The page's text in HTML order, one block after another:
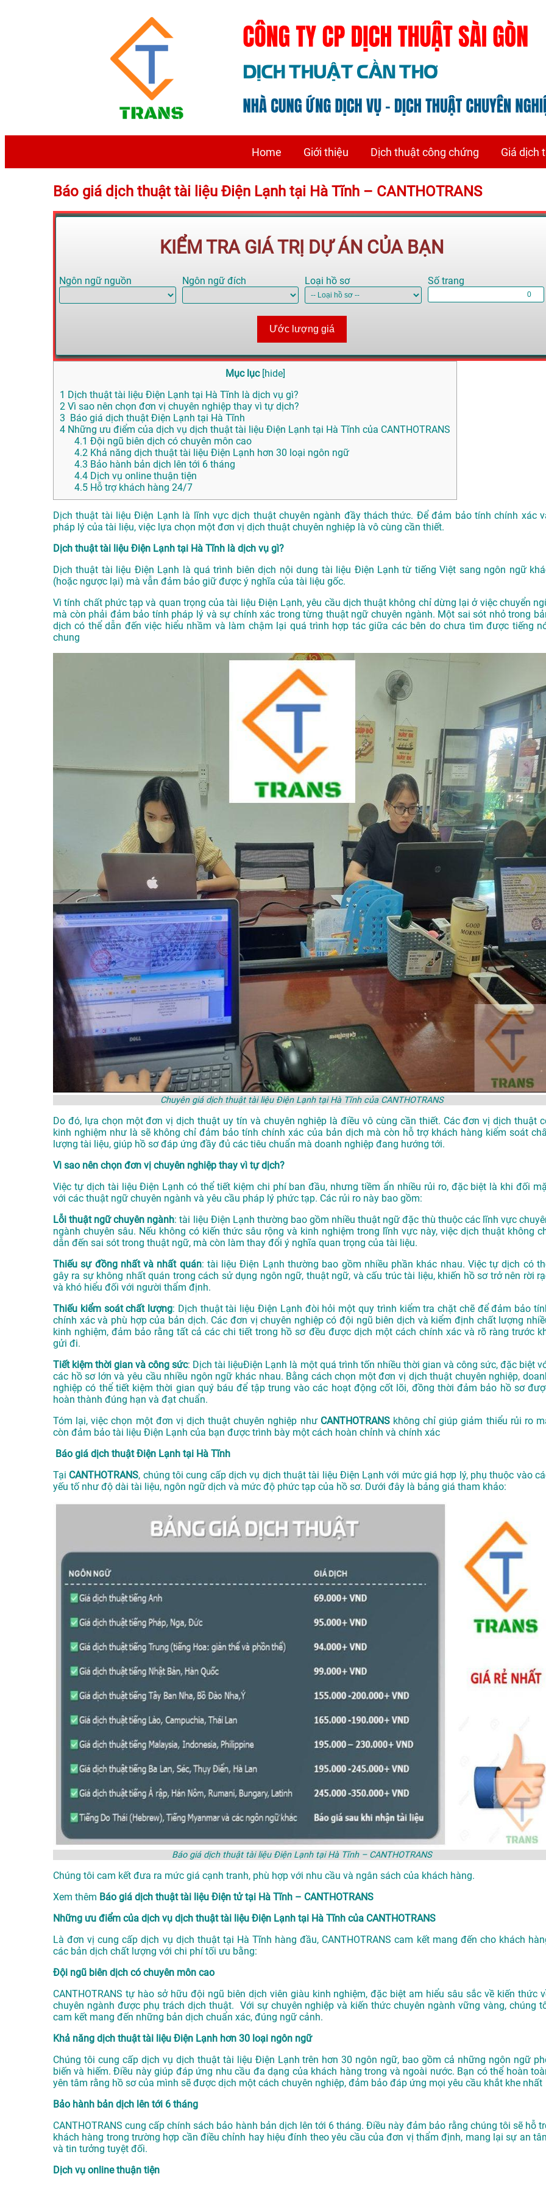
Home Giới thiệu Dịch thuật công chứng Giá dịch
Báo giá dịch thuật tài liệu Điện Lạnh tại Hà Tĩnh – CANTHOTRANS
KIỂM TRA GIÁ TRỊ DỰ ÁN CỦA BẠN
Ngôn ngữ nguồn Ngôn ngữ đích Loại hồ sơ Số trang
Ước lượng giá
Mục lục [hide]
1 Dịch thuật tài liệu Điện Lạnh tại Hà Tĩnh là dịch vụ gì?
2 Vì sao nên chọn đơn vị chuyên nghiệp thay vì tự dịch?
3 Báo giá dịch thuật Điện Lạnh tại Hà Tĩnh
4 Những ưu điểm của dịch vụ dịch thuật tài liệu Điện Lạnh tại Hà Tĩnh của CANTHOTRANS
4.1 Đội ngũ biên dịch có chuyên môn cao
4.2 Khả năng dịch thuật tài liệu Điện Lạnh hơn 30 loại ngôn ngữ
4.3 Bảo hành bản dịch lên tới 6 tháng
4.4 Dịch vụ online thuận tiện
4.5 Hỗ trợ khách hàng 24/7
Dịch thuật tài liệu Điện Lạnh là lĩnh vực dịch thuật chuyên ngành đầy thách thức. Để đảm bảo tính chính xác
pháp lý của tài liệu, việc lựa chọn một đơn vị dịch thuật chuyên nghiệp là vô cùng cần thiết.
Dịch thuật tài liệu Điện Lạnh tại Hà Tĩnh là dịch vụ gì?
Dịch thuật tài liệu Điện Lạnh là quá trình biên dịch nội dung tài liệu Điện Lạnh từ tiếng Việt sang ngôn ngữ
(hoặc ngược lại) mà vẫn đảm bảo giữ được ý nghĩa của tài liệu gốc.
Vì tính chất phức tạp và quan trọng của tài liệu Điện Lạnh, yêu cầu dịch thuật không chỉ dừng lại ở việc chuyển
mà còn phải đảm bảo tính pháp lý và sự chính xác trong từng thuật ngữ chuyên ngành. Một sai sót nhỏ trong
dịch có thể dẫn đến việc hiểu nhầm và làm chậm lại quá trình hợp tác giữa các bên do chưa tìm được tiếng
chung
Chuyên giá dịch thuật tài liệu Điện Lạnh tại Hà Tĩnh của CANTHOTRANS
Do đó, lựa chọn một đơn vị dịch thuật uy tín và chuyên nghiệp là điều vô cùng cần thiết. Các đơn vị dịch thuật
kinh nghiệm như là sẽ không chỉ đảm bảo tính chính xác của bản dịch mà còn hỗ trợ khách hàng kiểm soát
lượng tài liệu, giúp hồ sơ đáp ứng đầy đủ các tiêu chuẩn mà doanh nghiệp đang hướng tới.
Vì sao nên chọn đơn vị chuyên nghiệp thay vì tự dịch?
Việc tự dịch tài liệu Điện Lạnh có thể tiết kiệm chi phí ban đầu, nhưng tiềm ẩn nhiều rủi ro, đặc biệt là khi đối
với các thuật ngữ chuyên ngành và yêu cầu pháp lý phức tạp. Các rủi ro này bao gồm:
Lỗi thuật ngữ chuyên ngành: tài liệu Điện Lạnh thường bao gồm nhiều thuật ngữ đặc thù thuộc các lĩnh vực
ngành chuyên sâu. Nếu không có kiến thức sâu rộng và kinh nghiệm trong lĩnh vực này, việc dịch thuật không
dẫn đến sai sót trong thuật ngữ, mà còn làm thay đổi ý nghĩa quan trọng của tài liệu.
Thiếu sự đồng nhất và nhất quán: tài liệu Điện Lạnh thường bao gồm nhiều phần khác nhau. Việc tự dịch có
gây ra sự không nhất quán trong cách sử dụng ngôn ngữ, thuật ngữ, và cấu trúc tài liệu, khiến hồ sơ trở nên rời
và khó hiểu đối với người thẩm định.
Thiếu kiểm soát chất lượng: Dịch thuật tài liệu Điện Lạnh đòi hỏi một quy trình kiểm tra chặt chẽ để đảm bảo
chính xác và phù hợp của bản dịch. Các đơn vị chuyên nghiệp có đội ngũ biên dịch và kiểm định chất lượng
kinh nghiệm, đảm bảo rằng tất cả các chi tiết trong hồ sơ đều được dịch một cách chính xác và rõ ràng trước
gửi đi.
Tiết kiệm thời gian và công sức: Dịch tài liệuĐiện Lạnh là một quá trình tốn nhiều thời gian và công sức, đặc biệt
các hồ sơ lớn và yêu cầu nhiều ngôn ngữ khác nhau. Bằng cách chọn một đơn vị dịch thuật chuyên nghiệp,
nghiệp có thể tiết kiệm thời gian quý báu để tập trung vào các hoạt động cốt lõi, đồng thời đảm bảo hồ sơ
hoàn thành đúng hạn và đạt chuẩn.
Tóm lại, việc chọn một đơn vị dịch thuật chuyên nghiệp như CANTHOTRANSkhông chỉ giúp giảm thiểu rủi ro
còn đảm bảo tài liệu Điện Lạnh của bạn được trình bày một cách hoàn chỉnh và chính xác
Báo giá dịch thuật Điện Lạnh tại Hà Tĩnh
Tại CANTHOTRANS, chúng tôi cung cấp dịch vụ dịch thuật tài liệu Điện Lạnh với mức giá hợp lý, phụ thuộc vào
yếu tố như độ dài tài liệu, ngôn ngữ dịch và mức độ phức tạp của hồ sơ. Dưới đây là bảng giá tham khảo:
Báo giá dịch thuật tài liệu Điện Lạnh tại Hà Tĩnh – CANTHOTRANS
Chúng tôi cam kết đưa ra mức giá cạnh tranh, phù hợp với nhu cầu và ngân sách của khách hàng.
Xem thêm Báo giá dịch thuật tài liệu Điện tử tại Hà Tĩnh – CANTHOTRANS
Những ưu điểm của dịch vụ dịch thuật tài liệu Điện Lạnh tại Hà Tĩnh của CANTHOTRANS
Là đơn vị cung cấp dịch vụ dịch thuật tại Hà Tĩnh hàng đầu, CANTHOTRANS cam kết mang đến cho khách
các bản dịch chất lượng với chi phí tối ưu bằng:
Đội ngũ biên dịch có chuyên môn cao
CANTHOTRANS tự hào sở hữu đội ngũ biên dịch viên giàu kinh nghiệm, đặc biệt am hiểu sâu sắc về kiến thức
chuyên ngành được phụ trách dịch thuật. Với sự chuyên nghiệp và kiến thức chuyên ngành vững vàng, chúng
cam kết mang đến những bản dịch chuẩn xác, đúng ngữ cảnh.
Khả năng dịch thuật tài liệu Điện Lạnh hơn 30 loại ngôn ngữ
Chúng tôi cung cấp dịch vụ dịch thuật tài liệu Điện Lạnh trên hơn 30 ngôn ngữ, bao gồm cả những ngôn ngữ
biến và hiếm. Điều này giúp đáp ứng nhu cầu đa dạng của khách hàng trong và ngoài nước. Bạn có thể hoàn
yên tâm rằng hồ sơ của mình sẽ được dịch một cách chuyên nghiệp, đảm bảo đáp ứng mọi yêu cầu khắt khe nhất
Bảo hành bản dịch lên tới 6 tháng
CANTHOTRANS cung cấp chính sách bảo hành bản dịch lên tới 6 tháng. Điều này đảm bảo rằng chúng tôi sẽ hỗ
khách hàng trong trường hợp cần điều chỉnh hay hiệu đính theo yêu cầu của đơn vị thẩm định, mang lại sự an
và tin tưởng tuyệt đối.
Dịch vụ online thuận tiện